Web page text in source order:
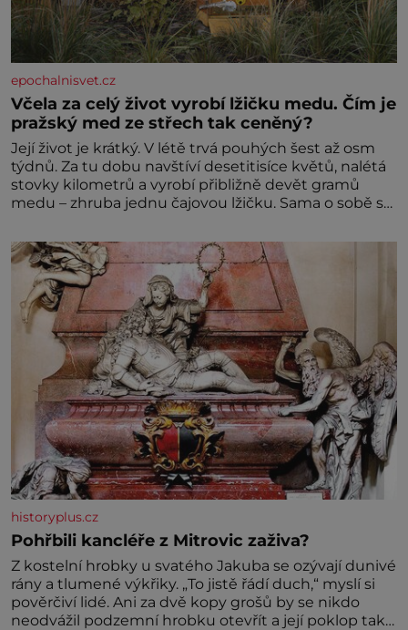
epochalnisvet.cz
Včela za celý život vyrobí lžičku medu. Čím je
pražský med ze střech tak ceněný?
Její život je krátký. V létě trvá pouhých šest až osm
týdnů. Za tu dobu navštíví desetitisíce květů, nalétá
stovky kilometrů a vyrobí přibližně devět gramů
medu – zhruba jednu čajovou lžičku. Sama o sobě se
dalšími desítkami tisíc příslušnic svého včelstva,
vznikne jeden z nejdokonalejších organismů
historyplus.cz
Pohřbili kancléře z Mitrovic zaživa?
Z kostelní hrobky u svatého Jakuba se ozývají dunivé
rány a tlumené výkřiky. „To jistě řádí duch,“ myslí si
pověrčiví lidé. Ani za dvě kopy grošů by se nikdo
neodvážil podzemní hrobku otevřít a její poklop tak